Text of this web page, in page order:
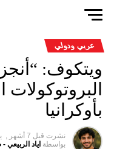
عربي ودولي
ويتكوف:
البروتوكولات
بأوكرانيا
نشرت قبل 7 أشهر ,
بواسطة اياد